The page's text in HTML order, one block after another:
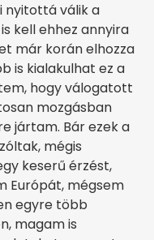
nyitottá válik a
kell ehhez annyira
már korán elhozza
is kialakulhat ez a
hogy válogatott
mozgásban
jártam. Bár ezek a
mégis
keserű érzést,
Európát, mégsem
egyre több
magam is